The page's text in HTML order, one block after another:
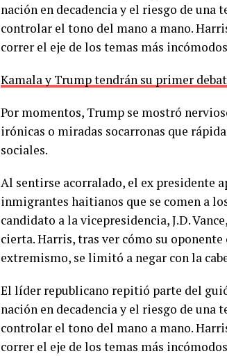
nación en decadencia y el riesgo de
controlar el tono del mano a mano.
correr el eje de los temas más
Kamala y Trump tendrán su primer
Por momentos, Trump se mostró
irónicas o miradas socarronas que
sociales.
Al sentirse acorralado, el ex presidente
inmigrantes haitianos que se comen a
candidato a la vicepresidencia, J.D.
cierta. Harris, tras ver cómo su oponente
extremismo, se limitó a negar con la
El líder republicano repitió parte del
nación en decadencia y el riesgo de
controlar el tono del mano a mano.
correr el eje de los temas más